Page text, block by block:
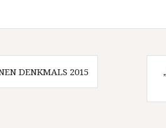
DENKMALS 2015